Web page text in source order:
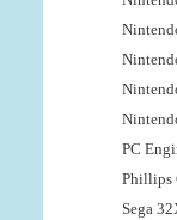
PC
Phillips
Sega